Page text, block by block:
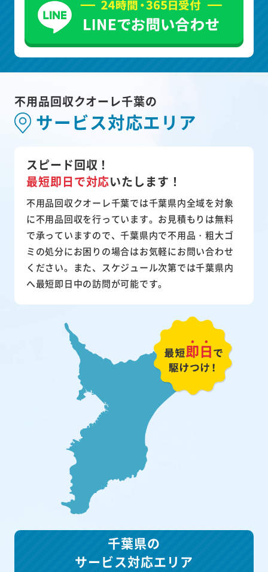
不用品回収クオーレ千葉の
サービス対応エリア
スピード回収！
最短即日で対応いたします！
不用品回収クオーレ千葉では千葉県内全域を対象
に不用品回収を行っています。お見積もりは無料
で承っていますので、千葉県内で不用品・粗大ゴ
ミの処分にお困りの場合はお気軽にお問い合わせ
ください。また、スケジュール次第では千葉県内
へ最短即日中の訪問が可能です。
千葉県の
サービス対応エリア